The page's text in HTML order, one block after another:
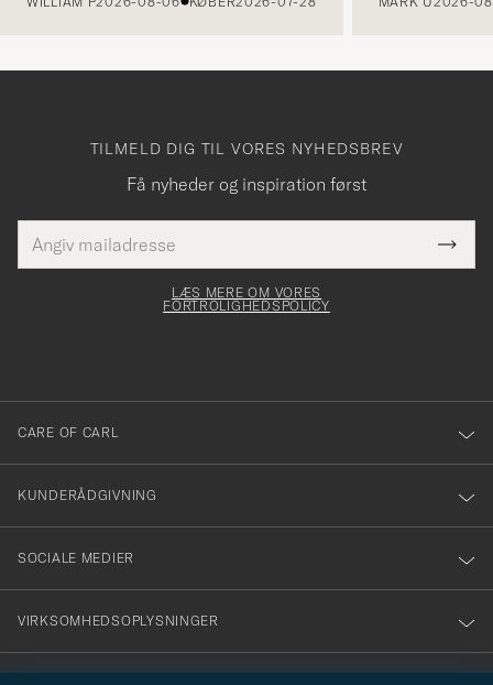
TILMELD DIG TIL VORES NYHEDSBREV
Få nyheder og inspiration først
mailadresse
skal
Tack
för
dig
till
vårt
nyhetsbrev!
LÆS MERE OM VORES
FORTROLIGHEDSPOLICY
CARE OF CARL
KUNDERÅDGIVNING
SOCIALE MEDIER
VIRKSOMHEDSOPLYSNINGER